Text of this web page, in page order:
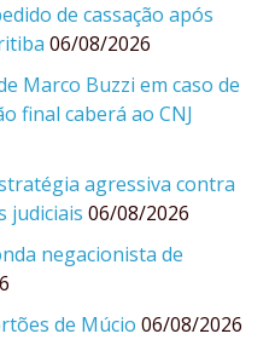
de cassação após
06/08/2026
Marco Buzzi em caso de
final caberá ao CNJ
agressiva contra
judiciais 06/08/2026
negacionista de
de Múcio 06/08/2026